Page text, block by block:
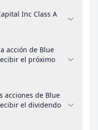
Inc Class A
acción de Blue
el próximo
acciones de Blue
el dividendo